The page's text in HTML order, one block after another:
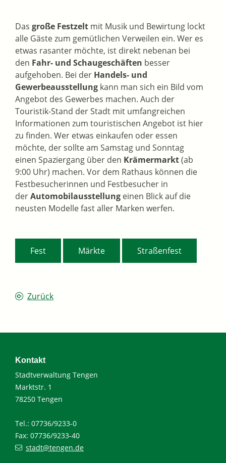
Das große Festzelt mit Musik und Bewirtung lockt
alle Gäste zum gemütlichen Verweilen ein. Wer es
etwas rasanter möchte, ist direkt nebenan bei
den Fahr- und Schaugeschäften besser
aufgehoben. Bei der Handels- und
Gewerbeausstellung kann man sich ein Bild vom
Angebot des Gewerbes machen. Auch der
Touristik-Stand der Stadt mit umfangreichen
Informationen zum touristischen Angebot ist hier
zu finden. Wer etwas einkaufen oder essen
möchte, der sollte am Samstag und Sonntag
einen Spaziergang über den Krämermarkt(ab
9:00 Uhr) machen. Vor dem Rathaus können die
Festbesucherinnen und Festbesucher in
derAutomobilausstellung einen Blick auf die
neusten Modelle fast aller Marken werfen.
Fest Märkte Straßenfest
Zurück
Kontakt
Stadtverwaltung Tengen
Marktstr. 1
78250 Tengen
Tel.: 07736/9233-0
Fax: 07736/9233-40
stadt@tengen.de